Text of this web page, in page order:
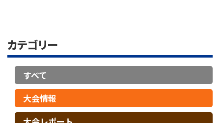
カテゴリー
すべて
大会情報